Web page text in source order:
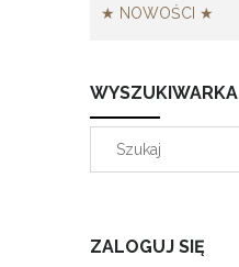
★ NOWOŚCI ★
WYSZUKIWARKA
ZALOGUJ SIĘ